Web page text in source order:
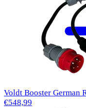
Voldt Booster German
€548,99